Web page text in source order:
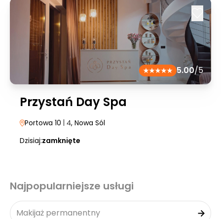
5.00/5
Przystań Day Spa
Portowa 10 | 4, Nowa Sól
Dzisiaj:zamknięte
Najpopularniejsze usługi
Makijaż permanentny